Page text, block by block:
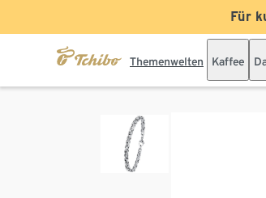
Für
Themenwelten Kaffee